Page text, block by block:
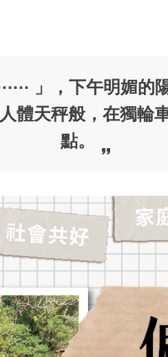
」，下午明媚
體天秤般，在獨輪
點。